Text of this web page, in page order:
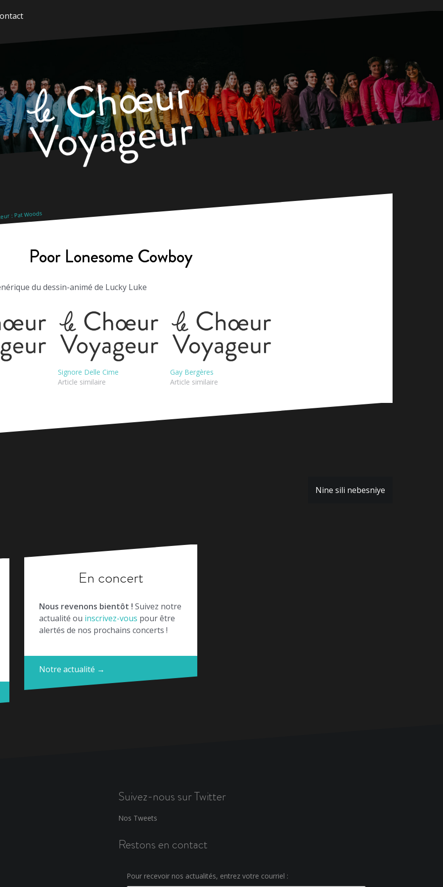
: Pat Woods
Poor Lonesome Cowboy
du dessin-animé de Lucky Luke
Signore Delle Cime
Article similaire
Gay Bergères
Article similaire
Nine sili nebesniye
En concert
Nous revenons bientôt ! Suivez notre
actualité ou inscrivez-vous pour être
alertés de nos prochains concerts !
Notre actualité →
Suivez-nous sur Twitter
Nos Tweets
Restons en contact
Pour recevoir nos actualités, entrez votre courriel :